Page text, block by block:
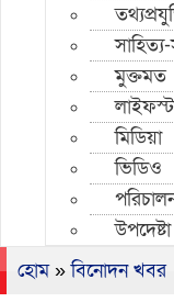
মুক্তমত
মিডিয়া
ভিডিও
হোম»বিনোদন খবর